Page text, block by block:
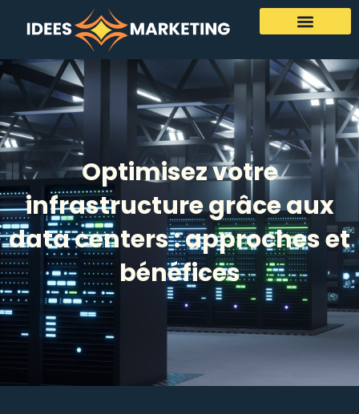
Optimisez votre
infrastructure grâce aux
data centers : approches et
bénéfices